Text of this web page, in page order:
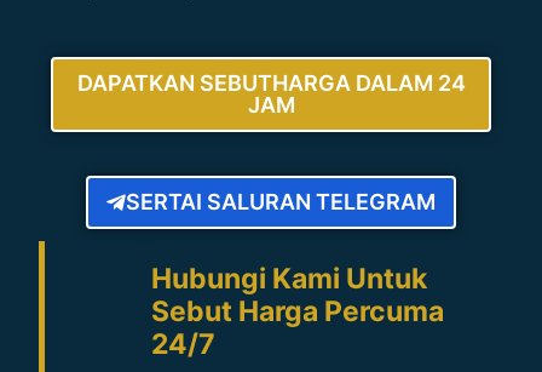
DAPATKAN SEBUTHARGA DALAM 24
JAM
SERTAI SALURAN TELEGRAM
Hubungi Kami Untuk
Sebut Harga Percuma
24/7